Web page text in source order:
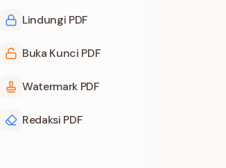
Lindungi PDF
Buka Kunci PDF
Watermark PDF
Redaksi PDF